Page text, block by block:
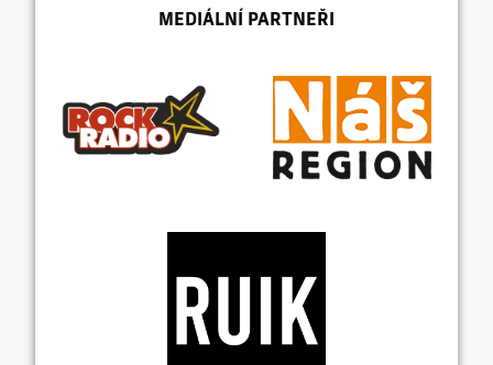
MEDIÁLNÍ PARTNEŘI